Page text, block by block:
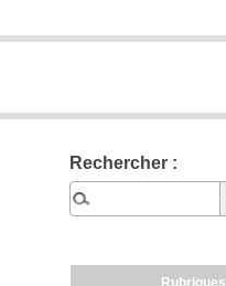
Rechercher :
Rubriques